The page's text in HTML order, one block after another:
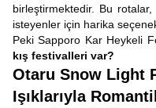
birleştirmektedir. Bu
isteyenler için harika
Peki Sapporo Kar Heykeli
kış festivalleri var?
Otaru Snow Light
Işıklarıyla